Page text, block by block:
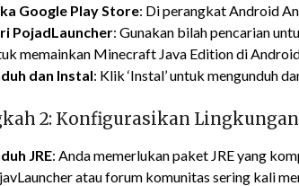
Google Play Store: Di perangkat Android
PojadLauncher: Gunakan bilah pencarian
memainkan Minecraft Java Edition di
dan Instal: Klik ‘Instal’ untuk mengunduh
2: Konfigurasikan
JRE: Anda memerlukan paket JRE yang
atau forum komunitas sering kali